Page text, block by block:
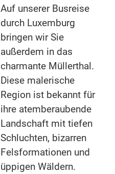
Auf unserer Busreise
durch Luxemburg
bringen wir Sie
außerdem in das
charmante Müllerthal.
Diese malerische
Region ist bekannt für
ihre atemberaubende
Landschaft mit tiefen
Schluchten, bizarren
Felsformationen und
üppigen Wäldern.